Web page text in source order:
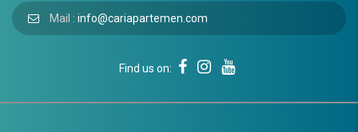
Mail : info@cariapartemen.com
Find us on: